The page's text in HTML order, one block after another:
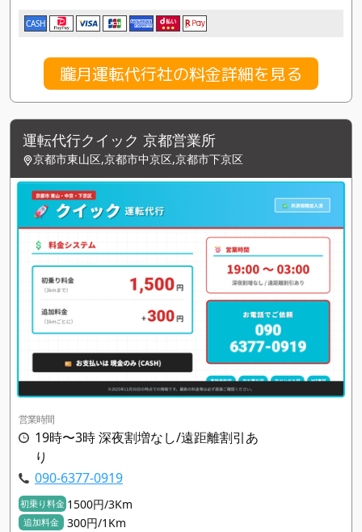
CASH
朧月運転代行社の料金詳細を見る
運転代行クイック 京都営業所
京都市東山区,京都市中京区,京都市下京区
営業時間
19時〜3時 深夜割増なし/遠距離割引あ
り
090-6377-0919
初乗り料金 1500円/3Km
追加料金 300円/1Km